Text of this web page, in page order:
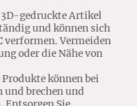
3D-gedruckte Artikel
und können sich
verformen. Vermeiden
oder die Nähe von
können bei
brechen und